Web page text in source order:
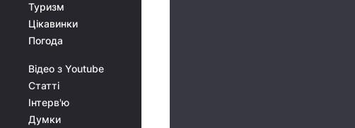
Туризм
Цікавинки
Погода
Відео з Youtube
Статті
Інтерв'ю
Думки